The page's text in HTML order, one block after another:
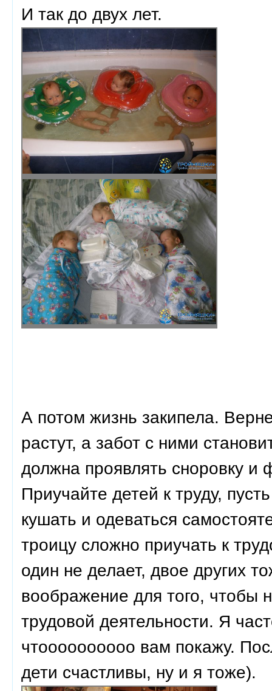
И так до двух лет.
А потом жизнь закипела.
растут, а забот с ними
должна проявлять сноровку и
Приучайте детей к труду,
кушать и одеваться
троицу сложно приучать к
один не делает, двое других
воображение для того, чтобы
трудовой деятельности. Я
чтоооооооооо вам покажу.
дети счастливы, ну и я тоже).